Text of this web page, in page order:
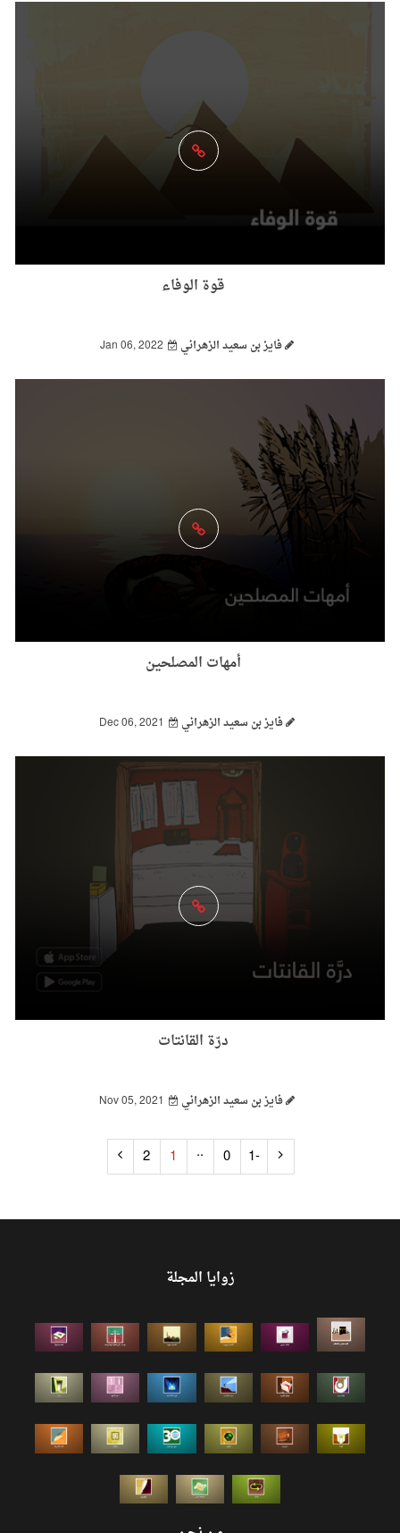
قوة الوفاء
فايز بن سعيد الزهراني Jan 06, 2022
أمهات المصلحين
فايز بن سعيد الزهراني Dec 06, 2021
درّة القانتات
فايز بن سعيد الزهراني Nov 05, 2021
-1
0
..
1
2
زوايا المجلة